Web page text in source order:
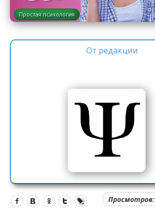
Простая психология
От редакции
Просмотров: